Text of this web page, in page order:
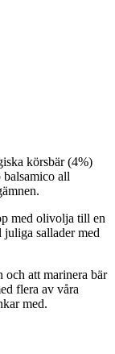
körsbär (4%)
all
med olivolja till en
sallader med
och att marinera bär
flera av våra
med.